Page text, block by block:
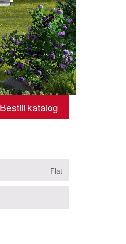
Bestill katalog
Flat